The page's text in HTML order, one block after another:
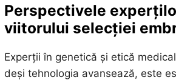
Perspectivele
viitorului selecției
Experții în genetică și etică
deși tehnologia avansează, este